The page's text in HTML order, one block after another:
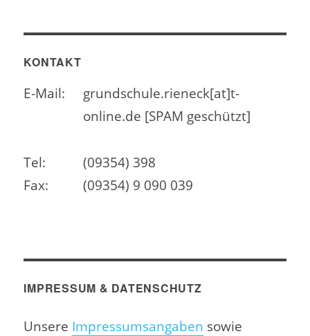
KONTAKT
E-Mail:
grundschule.rieneck[at]t-
online.de [SPAM geschützt]
Tel:
(09354) 398
Fax:
(09354) 9 090 039
IMPRESSUM & DATENSCHUTZ
Unsere Impressumsangaben sowie